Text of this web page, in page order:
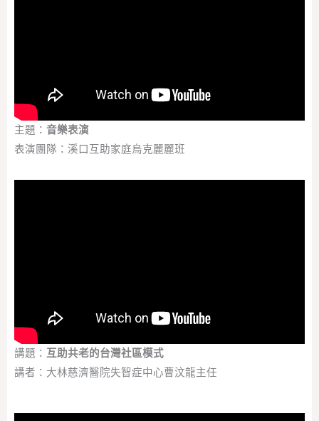
主題： 音樂表演
表演團隊：溪口互助家庭烏克麗麗班
講題： 互助共老的台灣社區模式
講者：大林慈濟醫院失智症中心曹汶龍主任